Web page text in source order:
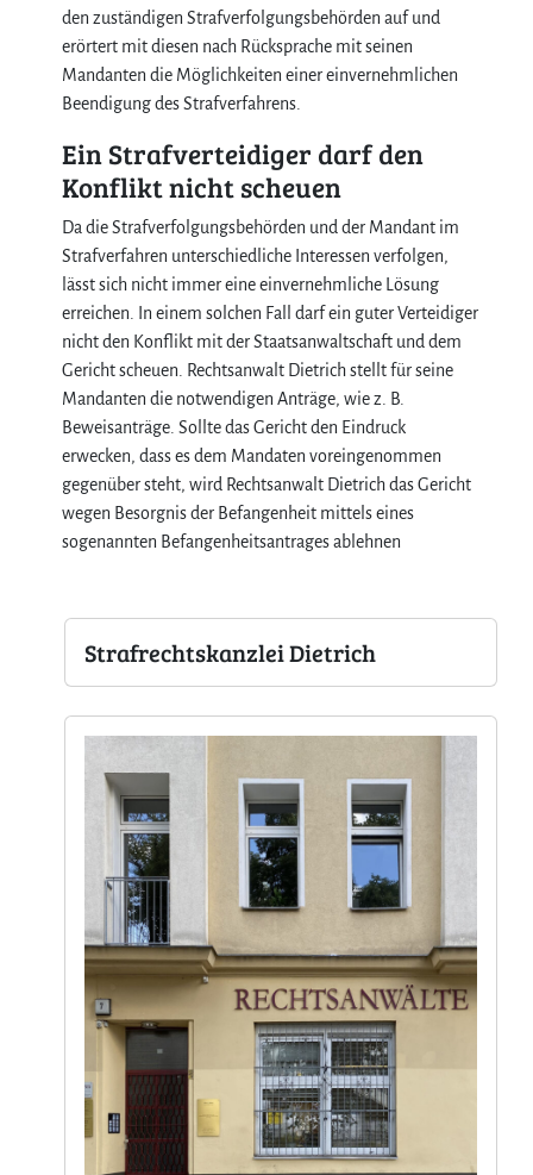
den zuständigen Strafverfolgungsbehörden auf und
erörtert mit diesen nach Rücksprache mit seinen
Mandanten die Möglichkeiten einer einvernehmlichen
Beendigung des Strafverfahrens.
Ein Strafverteidiger darf den
Konflikt nicht scheuen
Da die Strafverfolgungsbehörden und der Mandant im
Strafverfahren unterschiedliche Interessen verfolgen,
lässt sich nicht immer eine einvernehmliche Lösung
erreichen. In einem solchen Fall darf ein guter Verteidiger
nicht den Konflikt mit der Staatsanwaltschaft und dem
Gericht scheuen. Rechtsanwalt Dietrich stellt für seine
Mandanten die notwendigen Anträge, wie z. B.
Beweisanträge. Sollte das Gericht den Eindruck
erwecken, dass es dem Mandaten voreingenommen
gegenüber steht, wird Rechtsanwalt Dietrich das Gericht
wegen Besorgnis der Befangenheit mittels eines
sogenannten Befangenheitsantrages ablehnen
Strafrechtskanzlei Dietrich